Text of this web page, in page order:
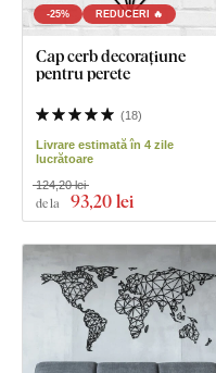
-25% REDUCERI 🔥
Cap cerb decorațiune
pentru perete
(18)
Livrare estimată în 4 zile
lucrătoare
de la 93,20 lei
124,20 lei